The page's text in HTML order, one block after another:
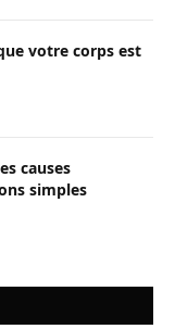
votre corps est
causes
simples